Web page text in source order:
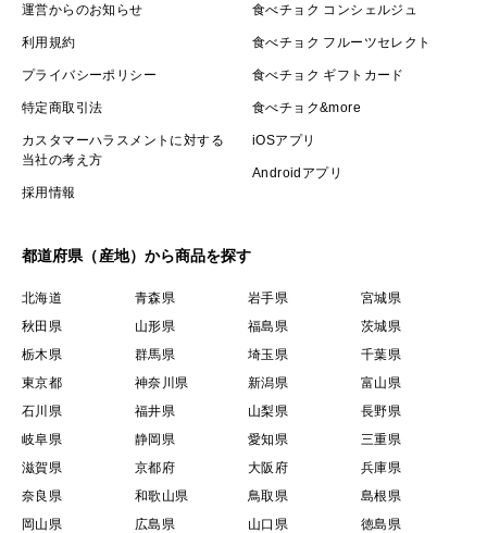
運営からのお知らせ
利用規約
プライバシーポリシー
特定商取引法
カスタマーハラスメントに対する
当社の考え方
採用情報
食べチョク コンシェルジュ
食べチョク フルーツセレクト
食べチョク ギフトカード
食べチョク&more
iOSアプリ
Androidアプリ
都道府県（産地）から商品を探す
北海道 青森県 岩手県
宮城県
秋田県
山形県 福島県
茨城県
栃木県
群馬県 埼玉県
千葉県
東京都
神奈川県 新潟県
富山県
石川県
福井県 山梨県
長野県
岐阜県
静岡県 愛知県
三重県
滋賀県
京都府 大阪府
兵庫県
奈良県
和歌山県 鳥取県
島根県
岡山県
広島県 山口県
徳島県